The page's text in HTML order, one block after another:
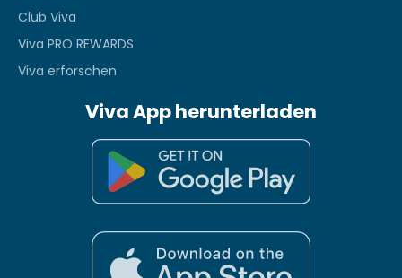
Club Viva
Viva PRO REWARDS
Viva erforschen
Viva App herunterladen